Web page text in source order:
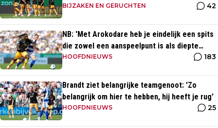
transfermarkt'
BIJZAKEN EN GERUCHTEN 42
NB: 'Met Arokodare heb je eindelijk een spits
die zowel een aanspeelpunt is als diepte
heeft'
HOOFDNIEUWS 183
Brandt ziet belangrijke teamgenoot: 'Zo
belangrijk om hier te hebben, hij heeft je rug'
HOOFDNIEUWS 25